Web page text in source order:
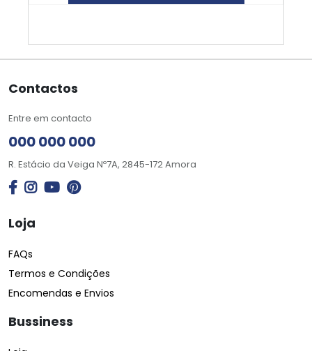
Contactos
Entre em contacto
000 000 000
R. Estácio da Veiga Nº7A, 2845-172 Amora
Loja
FAQs
Termos e Condições
Encomendas e Envios
Bussiness